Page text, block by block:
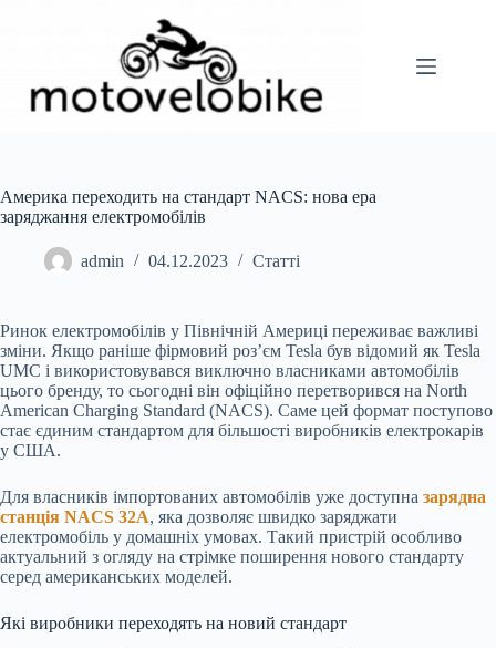
Америка переходить на стандарт NACS: нова ера
заряджання електромобілів
admin 04.12.2023 Статті
Ринок електромобілів у Північній Америці переживає важливі
зміни. Якщо раніше фірмовий роз’єм Tesla був відомий як Tesla
UMC і використовувався виключно власниками автомобілів
цього бренду, то сьогодні він офіційно перетворився на North
American Charging Standard (NACS). Саме цей формат поступово
стає єдиним стандартом для більшості виробників електрокарів
у США.
Для власників імпортованих автомобілів уже доступна зарядна
станція NACS 32А, яка дозволяє швидко заряджати
електромобіль у домашніх умовах. Такий пристрій особливо
актуальний з огляду на стрімке поширення нового стандарту
серед американських моделей.
Які виробники переходять на новий стандарт